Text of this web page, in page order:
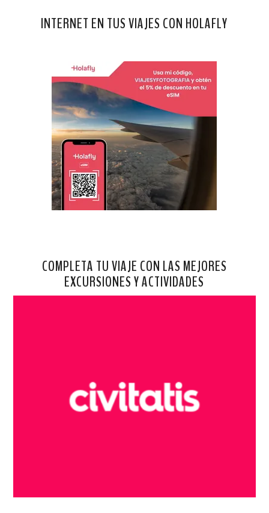
INTERNET EN TUS VIAJES CON HOLAFLY
COMPLETA TU VIAJE CON LAS MEJORES
EXCURSIONES Y ACTIVIDADES